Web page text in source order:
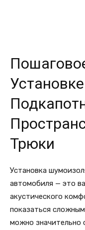
Трюки
Установка
автомобиля — это
акустического
показаться
можно значительно